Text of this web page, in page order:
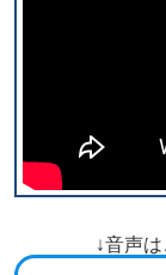
↓音声